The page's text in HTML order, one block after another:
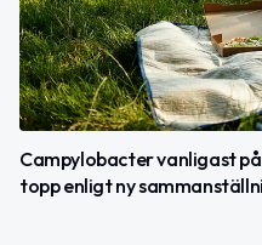
Campylobacter vanligast
topp enligt ny